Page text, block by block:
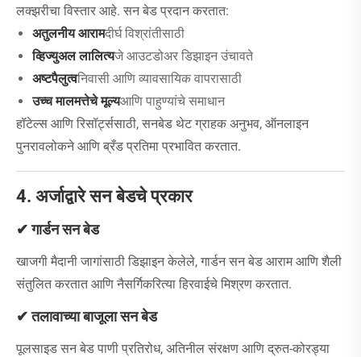
लक्झरीचा विस्तार आहे. सन बेड प्रदान करतात:
अतुलनीय आरामदीर्घ विश्रांतीसाठी
व्हिज्युअल लालित्यजे आउटडोअर डिझाइन उंचावते
अष्टपैलुत्वनिवासी आणि व्यावसायिक वापरासाठी
उच्च मालमत्तेचे मूल्यआणि पाहुण्यांचे समाधान
हॉटेल्स आणि रिसॉर्ट्ससाठी, सनबेड थेट ग्राहक अनुभव, ऑनलाइन
पुनरावलोकने आणि ब्रँड प्रतिमा प्रभावित करतात.
4. अर्जाद्वारे सन बेडचे प्रकार
✔ गार्डन सन बेड
खाजगी मैदानी जागांसाठी डिझाइन केलेले, गार्डन सन बेड आराम आणि शैली
संतुलित करतात आणि नैसर्गिकरित्या हिरवाईचे मिश्रण करतात.
✔ तलावाच्या बाजूला सन बेड
पूलसाइड सन बेड पाणी प्रतिरोध, अतिनील संरक्षण आणि द्रुत-कोरड्या